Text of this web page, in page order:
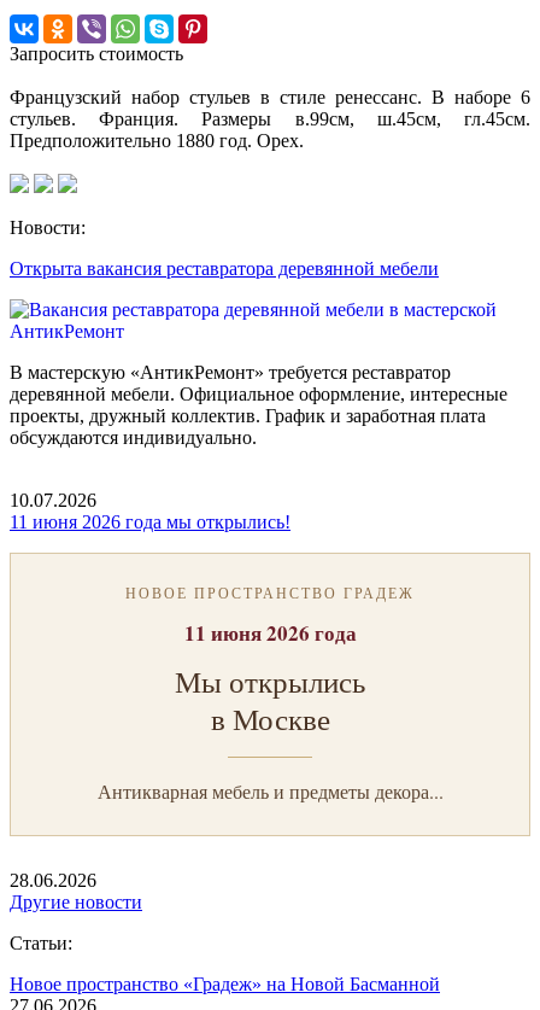
Запросить стоимость
Французский набор стульев в стиле ренессанс. В наборе 6
стульев. Франция. Размеры в.99см, ш.45см, гл.45см.
Предположительно 1880 год. Орех.
Новости:
Открыта вакансия реставратора деревянной мебели
В мастерскую «АнтикРемонт» требуется реставратор
деревянной мебели. Официальное оформление, интересные
проекты, дружный коллектив. График и заработная плата
обсуждаются индивидуально.
10.07.2026
11 июня 2026 года мы открылись!
НОВОЕ ПРОСТРАНСТВО ГРАДЕЖ
11 июня 2026 года
Мы открылись
в Москве
Антикварная мебель и предметы декора...
28.06.2026
Другие новости
Статьи:
Новое пространство «Градеж» на Новой Басманной
27.06.2026